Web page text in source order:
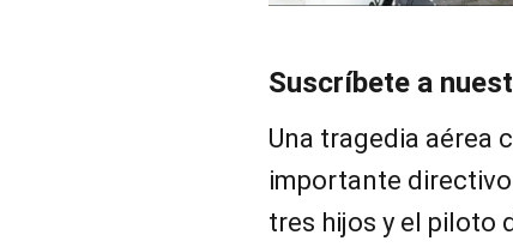
Suscríbete a
Una tragedia aérea
importante directivo
tres hijos y el piloto